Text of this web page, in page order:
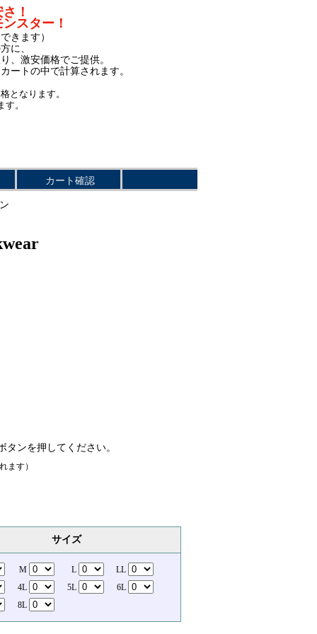
！
スター！
きます）
に、
、激安価格でご提供。
ートの中で計算されます。
となります。
。
カート確認
ンを押してください。
ます）
サイズ
M L
LL
4L 5L
6L
8L